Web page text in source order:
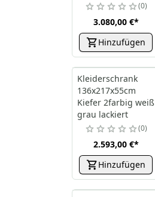
0
3.080,00 €*
Hinzufügen
Kleiderschrank
136x217x55cm
Kiefer 2farbig weiß
grau lackiert
0
2.593,00 €*
Hinzufügen